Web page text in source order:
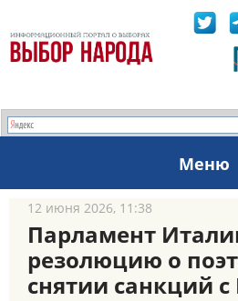
Меню
12 июня 2026, 11:38
Парламент
резолюцию о
снятии санкций с